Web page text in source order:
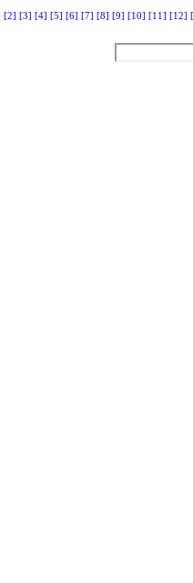
[2] [3] [4] [5] [6] [7] [8] [9] [10] [11] [12]